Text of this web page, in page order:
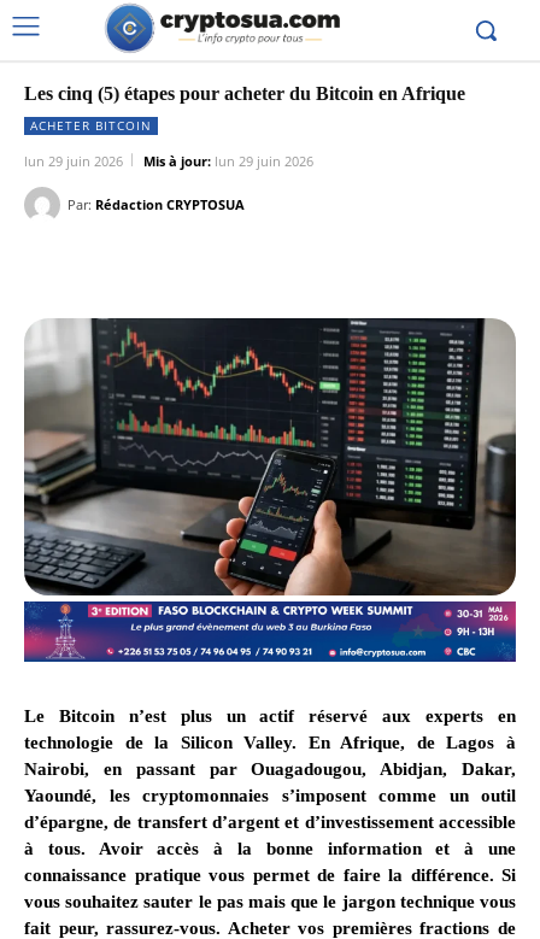
Les cinq (5) étapes pour acheter du Bitcoin en Afrique
ACHETER BITCOIN
lun 29 juin 2026 Mis à jour: lun 29 juin 2026
Par: Rédaction CRYPTOSUA
Le Bitcoin n’est plus un actif réservé aux experts en
technologie de la Silicon Valley. En Afrique, de Lagos à
Nairobi, en passant par Ouagadougou, Abidjan, Dakar,
Yaoundé, les cryptomonnaies s’imposent comme un outil
d’épargne, de transfert d’argent et d’investissement accessible
à tous. Avoir accès à la bonne information et à une
connaissance pratique vous permet de faire la différence. Si
vous souhaitez sauter le pas mais que le jargon technique vous
fait peur, rassurez-vous. Acheter vos premières fractions de